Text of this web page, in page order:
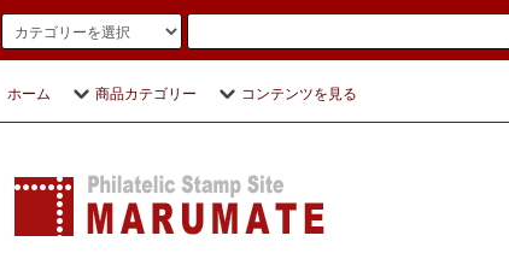
ホーム 商品カテゴリー コンテンツを見る